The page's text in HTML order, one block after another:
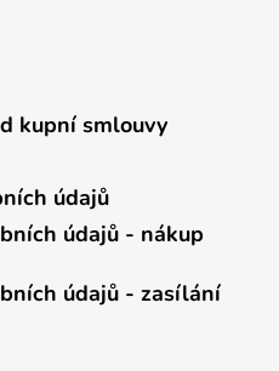
kupní smlouvy
údajů
údajů - nákup
údajů - zasílání